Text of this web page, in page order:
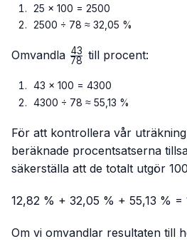
25 × 100 = 2500
2500 ÷ 78 ≈ 32,05 %
Omvandla \frac{43}
78
43 till procent:
43 × 100 = 4300
4300 ÷ 78 ≈ 55,13 %
För att kontrollera vår
beräknade procentsatserna
säkerställa att de totalt utgör
12,82 % + 32,05 % + 55,13 % =
Om vi omvandlar resultaten till